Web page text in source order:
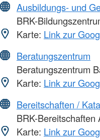
Ausbildungs- und
BRK-
Karte: Link zur
Beratungszentrum
Beratungszentrum
Karte: Link zur
Bereitschaften /
BRK-Bereitschaften
Karte: Link zur